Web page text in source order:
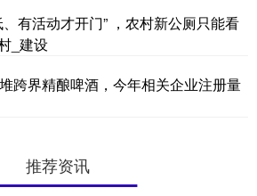
有活动才开门” ，农村新公厕只能看
_建设
跨界精酿啤酒，今年相关企业注册量
推荐资讯